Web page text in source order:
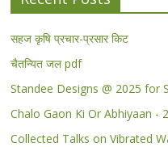
सहज कृषि प्रचार-प्रसार किट
चैतन्यित जल pdf
Standee Designs @ 2025 for
Chalo Gaon Ki Or Abhiyaan -
Collected Talks on Vibrated